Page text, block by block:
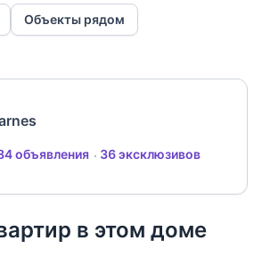
AREA.
Объекты рядом
объявления 36 эксклюзивов
в этом доме